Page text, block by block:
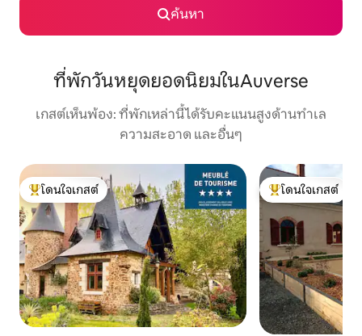
ค้นหา
ที่พักวันหยุดยอดนิยมในAuverse
เกสต์เห็นพ้อง: ที่พักเหล่านี้ได้รับคะแนนสูงด้านทำเล
ความสะอาด และอื่นๆ
โดนใจเกสต์ที่สุด
โดนใจเกสต์
โดนใจเกสต์ที่สุด
โดนใจเกสต์